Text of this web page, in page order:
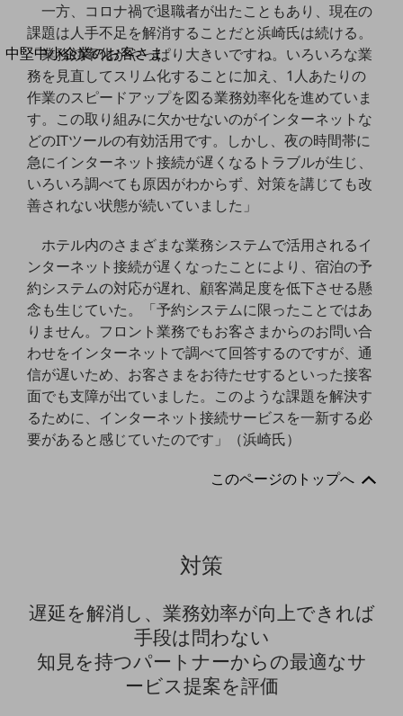
別ウィンドウで開きます
中堅中小企業のお客さま
NTTドコモビジネスウォッチ
ビジネスお役立ち情報
旬な話題やお役立ち資料などDXの課題を
解決するヒントをお届けする記事サイト
新着記事
お役立ち資料ダウンロード
トレンド記事特集
IT用語集
サービス・ソリューション
課題やニーズに合ったサービスをご紹介し、
中堅中小企業のビジネスをサポート！
お悩みから見つける
お悩みから見つけるTOP
ネットワーク
モバイル・音声
バックオフィス
製造業
一方、コロナ禍で退職者が出たこともあり、現在の
課題は人手不足を解消することだと浜崎氏は続ける。
「業務効率化がやっぱり大きいですね。いろいろな業
務を見直してスリム化することに加え、1人あたりの
作業のスピードアップを図る業務効率化を進めていま
す。この取り組みに欠かせないのがインターネットな
どのITツールの有効活用です。しかし、夜の時間帯に
急にインターネット接続が遅くなるトラブルが生じ、
いろいろ調べても原因がわからず、対策を講じても改
善されない状態が続いていました」
ホテル内のさまざまな業務システムで活用されるイ
ンターネット接続が遅くなったことにより、宿泊の予
約システムの対応が遅れ、顧客満足度を低下させる懸
念も生じていた。「予約システムに限ったことではあ
りません。フロント業務でもお客さまからのお問い合
わせをインターネットで調べて回答するのですが、通
信が遅いため、お客さまをお待たせするといった接客
面でも支障が出ていました。このような課題を解決す
るために、インターネット接続サービスを一新する必
要があると感じていたのです」（浜崎氏）
このページのトップへ
対策
遅延を解消し、業務効率が向上できれば
手段は問わない
知見を持つパートナーからの最適なサ
ービス提案を評価